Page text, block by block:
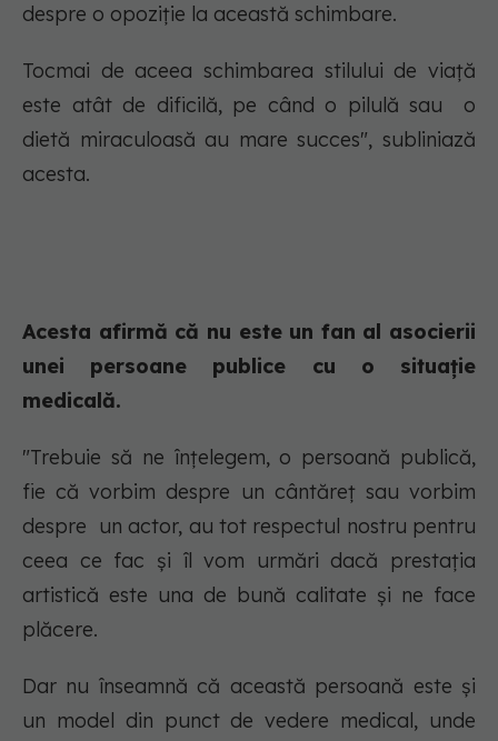
despre o opoziție la această schimbare.
Tocmai de aceea schimbarea stilului de viață
este atât de dificilă, pe când o pilulă sau o
dietă miraculoasă au mare succes", subliniază
acesta.
Acesta afirmă că nu este un fan al asocierii
unei persoane publice cu o situație
medicală.
"Trebuie să ne înțelegem, o persoană publică,
fie că vorbim despre un cântăreț sau vorbim
despre un actor, au tot respectul nostru pentru
ceea ce fac și îl vom urmări dacă prestația
artistică este una de bună calitate și ne face
plăcere.
Dar nu înseamnă că această persoană este și
un model din punct de vedere medical, unde